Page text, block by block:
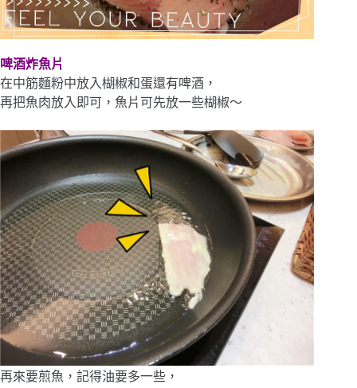
啤酒炸魚片
在中筋麵粉中放入楜椒和蛋還有啤酒，
再把魚肉放入即可，魚片可先放一些楜椒～
再來要煎魚，記得油要多一些，